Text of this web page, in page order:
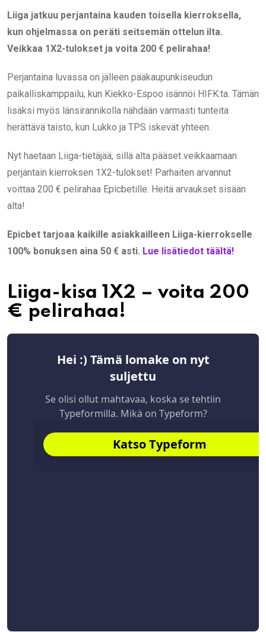
Liiga jatkuu perjantaina kauden toisella kierroksella,
kun ohjelmassa on peräti seitsemän ottelun ilta.
Veikkaa 1X2-tulokset ja voita 200 € pelirahaa!
Perjantaina luvassa on jälleen pääkaupunkiseudun
paikalliskamppailu, kun Kiekko-Espoo isännöi HIFK:ta. Tämän
lisäksi myös länsirannikolla nähdään varmasti tunteita
herättävä taisto, kun Lukko ja TPS iskevät yhteen.
Nyt haetaan Liiga-tietäjää, sillä alta pääset veikkaamaan
perjantain kierroksen 1X2-tulokset! Parhaiten arvannut
voittaa 200 € pelirahaa Epicbetille. Heitä arvaukset sisään
alta!
Epicbet tarjoaa kaikille asiakkailleen Liiga-kierrokselle
100% bonuksen aina 50 € asti. Lue lisätiedot täältä!
Liiga-kisa 1X2 – voita 200
€ pelirahaa!